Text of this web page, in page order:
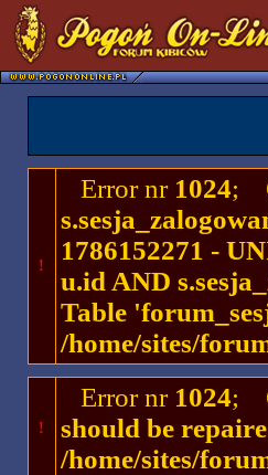
!
Error nr 1024;
1786152271 -
u.id AND
Table
/home/sites/
!
Error nr 1024;
should be
/home/sites/